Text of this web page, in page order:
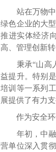
站在万物中
绿色企业的大
推进实体经济
高、管理创新转
秉承“山高人
益提升。特别
培训等一系列
展提供了有力支
作为安全环保
年初，中融
营单位深入贯